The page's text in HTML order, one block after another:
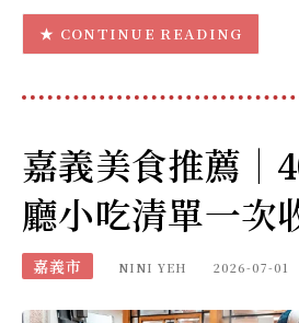
CONTINUE READING
嘉義美食推薦｜
廳小吃清單一次
嘉義市 NINI YEH 2026-07-01